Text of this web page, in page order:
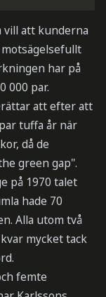
vill att kunderna
har på
000 par.
att efter att
tuffa år när
då de
green gap".
på 1970 talet
hade 70
Alla utom två
mycket tack
femte